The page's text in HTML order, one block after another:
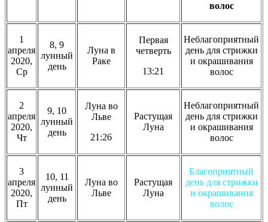
волос
1
апреля
2020,
Ср
8, 9
лунный
день
Луна в
Раке
Первая
четверть
13:21
Неблагоприятный
день для стрижки
и окрашивания
волос
2
апреля
2020,
Чт
9, 10
лунный
день
Луна во
Льве
21:26
Растущая
Луна
Неблагоприятный
день для стрижки
и окрашивания
волос
3
апреля
2020,
Пт
10, 11
лунный
день
Луна во
Льве
Растущая
Луна
Благоприятный
день для стрижки
и окрашивания
волос